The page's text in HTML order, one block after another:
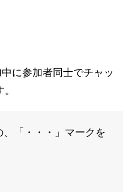
に参加者同士でチャッ
「・・・」マークを